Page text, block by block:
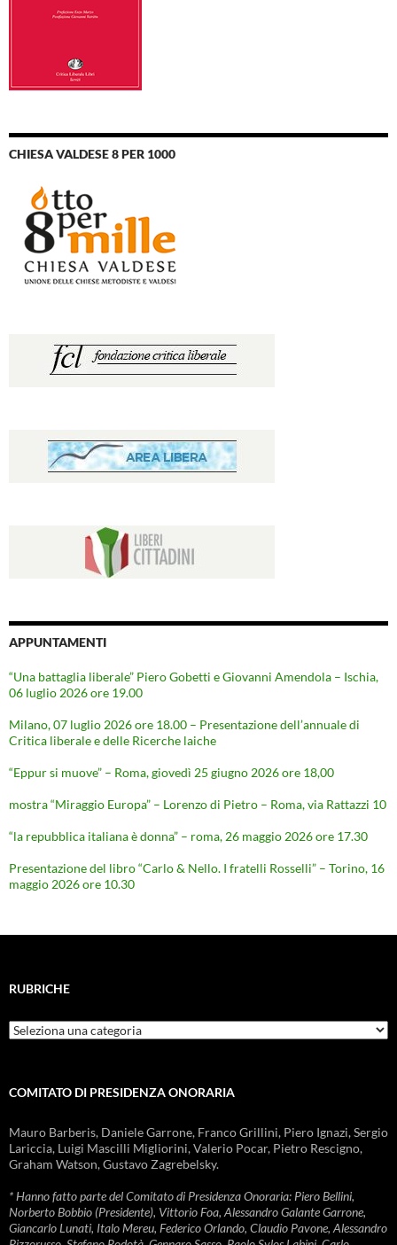
CHIESA VALDESE 8 PER 1000
APPUNTAMENTI
“Una battaglia liberale” Piero Gobetti e Giovanni Amendola – Ischia,
06 luglio 2026 ore 19.00
Milano, 07 luglio 2026 ore 18.00 – Presentazione dell’annuale di
Critica liberale e delle Ricerche laiche
“Eppur si muove” – Roma, giovedì 25 giugno 2026 ore 18,00
mostra “Miraggio Europa” – Lorenzo di Pietro – Roma, via Rattazzi 10
“la repubblica italiana è donna” – roma, 26 maggio 2026 ore 17.30
Presentazione del libro “Carlo & Nello. I fratelli Rosselli” – Torino, 16
maggio 2026 ore 10.30
RUBRICHE
Rubriche
COMITATO DI PRESIDENZA ONORARIA
Mauro Barberis, Daniele Garrone, Franco Grillini, Piero Ignazi, Sergio
Lariccia, Luigi Mascilli Migliorini, Valerio Pocar, Pietro Rescigno,
Graham Watson, Gustavo Zagrebelsky.
* Hanno fatto parte del Comitato di Presidenza Onoraria: Piero Bellini,
Norberto Bobbio (Presidente), Vittorio Foa, Alessandro Galante Garrone,
Giancarlo Lunati, Italo Mereu, Federico Orlando, Claudio Pavone, Alessandro